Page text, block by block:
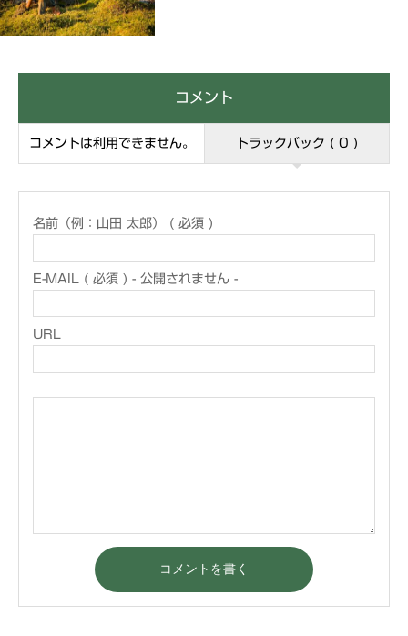
コメント
コメントは利用できません。 トラックバック ( 0 )
名前（例：山田 太郎） ( 必須 )
E-MAIL ( 必須 ) - 公開されません -
URL
コメントを書く